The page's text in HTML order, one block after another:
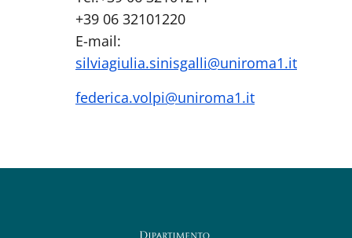
+39 06 32101220
E-mail:
silviagiulia.sinisgalli@uniroma1.it
federica.volpi@uniroma1.it